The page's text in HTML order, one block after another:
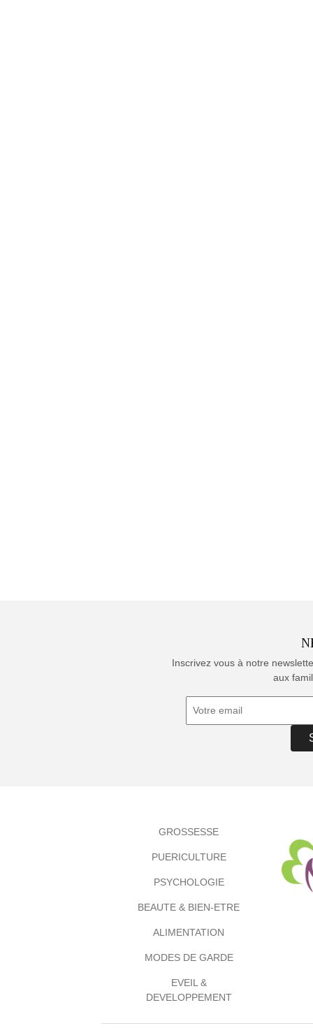
Inscrivez vous à notre
aux
GROSSESSE
PUERICULTURE
PSYCHOLOGIE
BEAUTE & BIEN-ETRE
ALIMENTATION
MODES DE GARDE
EVEIL &
DEVELOPPEMENT